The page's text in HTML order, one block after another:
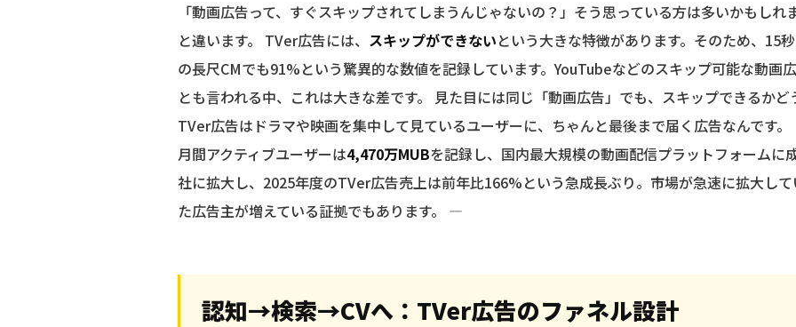
「動画広告って、すぐスキップされてしまうんじゃないの？」そう思っている方は多いかもし
と違います。 TVer広告には、 スキップができないという大きな特徴があります。そのため、15
の長尺CMでも91%という驚異的な数値を記録しています。YouTubeなどのスキップ可能な動画
とも言われる中、これは大きな差です。 見た目には同じ「動画広告」でも、スキップできるか
TVer広告はドラマや映画を集中して見ているユーザーに、ちゃんと最後まで届く広告なんです
月間アクティブユーザーは4,470万MUBを記録し、国内最大規模の動画配信プラットフォームに
社に拡大し、2025年度のTVer広告売上は前年比166%という急成長ぶり。市場が急速に拡大し
た広告主が増えている証拠でもあります。 —
認知→検索→CVへ：TVer広告のファネル設計